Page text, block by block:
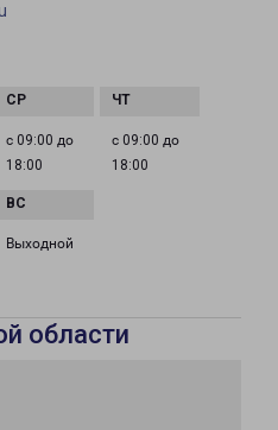
с 09:00 до
18:00
с 09:00 до
18:00
Выходной
области